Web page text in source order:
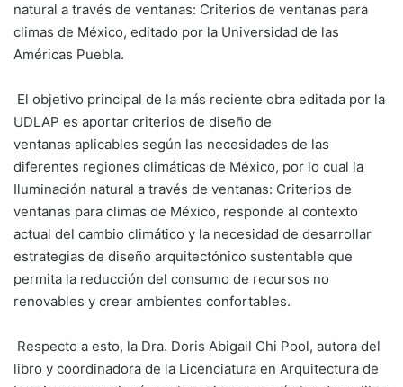
natural a través de ventanas: Criterios de ventanas para
climas de México, editado por la Universidad de las
Américas Puebla.
El objetivo principal de la más reciente obra editada por la
UDLAP es aportar criterios de diseño de
ventanas aplicables según las necesidades de las
diferentes regiones climáticas de México, por lo cual la
Iluminación natural a través de ventanas: Criterios de
ventanas para climas de México, responde al contexto
actual del cambio climático y la necesidad de desarrollar
estrategias de diseño arquitectónico sustentable que
permita la reducción del consumo de recursos no
renovables y crear ambientes confortables.
Respecto a esto, la Dra. Doris Abigail Chi Pool, autora del
libro y coordinadora de la Licenciatura en Arquitectura de